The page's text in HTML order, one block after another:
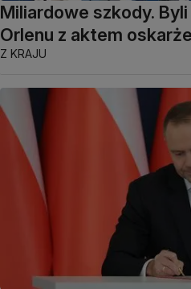
Miliardowe szkody. Byli
Orlenu z aktem
Z KRAJU